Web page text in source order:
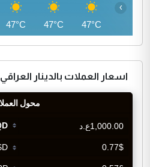
47°C
47°C
47°C
›
اسعار العملات بالدينار العراقي